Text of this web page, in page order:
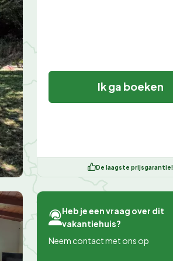
Ik ga boeken
De laagste prijsgarantie!
Heb je een vraag over dit
vakantiehuis?
Neem contact met ons op